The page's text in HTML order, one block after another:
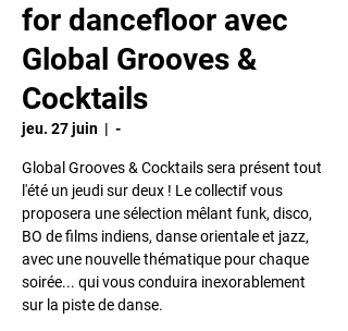
for dancefloor avec
Global Grooves &
Cocktails
jeu. 27 juin
  |
-
Global Grooves & Cocktails sera présent tout
l'été un jeudi sur deux ! Le collectif vous
proposera une sélection mêlant funk, disco,
BO de films indiens, danse orientale et jazz,
avec une nouvelle thématique pour chaque
soirée... qui vous conduira inexorablement
sur la piste de danse.